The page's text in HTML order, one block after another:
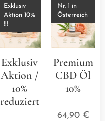
Exklusiv
Aktion /
10%
reduziert
⭐⭐⭐⭐⭐
Exklusiv
Aktion 10%
!!!
Premium
CBD Öl
10%
Nr. 1 in
Österreich
64,90€